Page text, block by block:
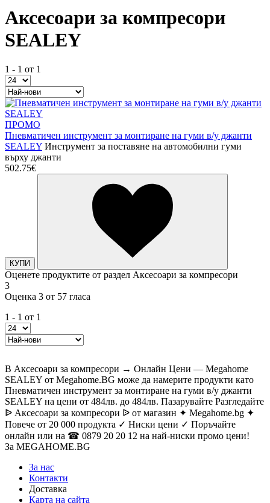
Аксесоари за компресори
SEALEY
1 - 1 от 1
ПРОМО
Пневматичен инструмент за монтиране на гуми в/у джанти
SEALEY Инструмент за поставяне на автомобилни гуми
върху джанти
502.75€
КУПИ
Оценете продуктите от раздел Аксесоари за компресори
3
Оценка 3 от 57 гласа
1 - 1 от 1
В Аксесоари за компресори → Онлайн Цени — Megahome
SEALEY от Megahome.BG може да намерите продукти като
Пневматичен инструмент за монтиране на гуми в/у джанти
SEALEY на цени от 484лв. до 484лв. Пазарувайте Разгледайте
ᐉ Аксесоари за компресори ᐉ от магазин ✦ Megahome.bg ✦
Повече от 20 000 продукта ✓ Ниски цени ✓ Поръчайте
онлайн или на ☎ 0879 20 20 12 на най-ниски промо цени!
За MEGAHOME.BG
За нас
Контакти
Доставка
Карта на сайта